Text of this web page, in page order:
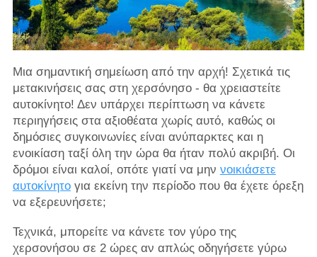
Μια σημαντική σημείωση από την αρχή! Σχετικά τις
μετακινήσεις σας στη χερσόνησο - θα χρειαστείτε
αυτοκίνητο! Δεν υπάρχει περίπτωση να κάνετε
περιηγήσεις στα αξιοθέατα χωρίς αυτό, καθώς οι
δημόσιες συγκοινωνίες είναι ανύπαρκτες και η
ενοικίαση ταξί όλη την ώρα θα ήταν πολύ ακριβή. Οι
δρόμοι είναι καλοί, οπότε γιατί να μην νοικιάσετε
αυτοκίνητογια εκείνη την περίοδο που θα έχετε όρεξη
να εξερευνήσετε;
Τεχνικά, μπορείτε να κάνετε τον γύρο της
χερσονήσου σε 2 ώρες αν απλώς οδηγήσετε γύρω